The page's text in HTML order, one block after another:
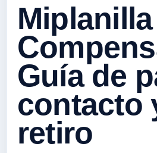
Miplanilla
Guía de
contacto
retiro